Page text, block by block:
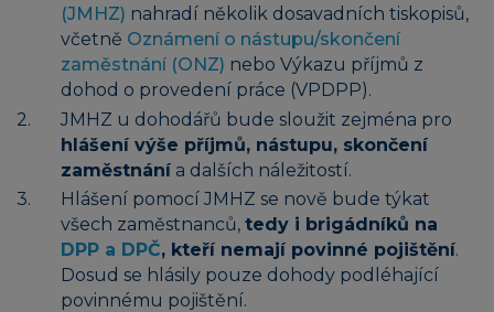
(JMHZ) nahradí několik dosavadních tiskopisů,
včetně Oznámení o nástupu/skončení
zaměstnání (ONZ) nebo Výkazu příjmů z
dohod o provedení práce (VPDPP).
JMHZ u dohodářů bude sloužit zejména pro
hlášení výše příjmů, nástupu, skončení
zaměstnání a dalších náležitostí.
Hlášení pomocí JMHZ se nově bude týkat
všech zaměstnanců, tedy i brigádníků na
DPP a DPČ, kteří nemají povinné pojištění.
Dosud se hlásily pouze dohody podléhající
povinnému pojištění.